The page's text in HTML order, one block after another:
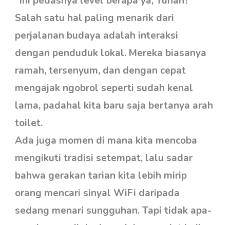
Salah satu hal paling menarik dari
perjalanan budaya adalah interaksi
dengan penduduk lokal. Mereka biasanya
ramah, tersenyum, dan dengan cepat
mengajak ngobrol seperti sudah kenal
lama, padahal kita baru saja bertanya arah
toilet.
Ada juga momen di mana kita mencoba
mengikuti tradisi setempat, lalu sadar
bahwa gerakan tarian kita lebih mirip
orang mencari sinyal WiFi daripada
sedang menari sungguhan. Tapi tidak apa-